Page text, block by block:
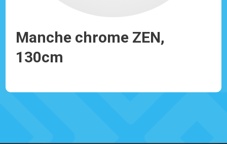
Manche chrome ZEN,
130cm